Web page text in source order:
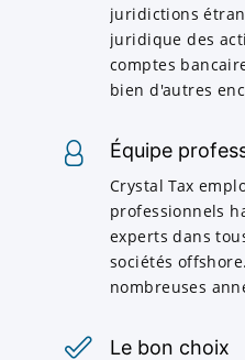
juridictions
juridique des
comptes
bien d'autres
Équipe
Crystal Tax
professionnels
experts dans
sociétés
nombreuses
Le bon choix